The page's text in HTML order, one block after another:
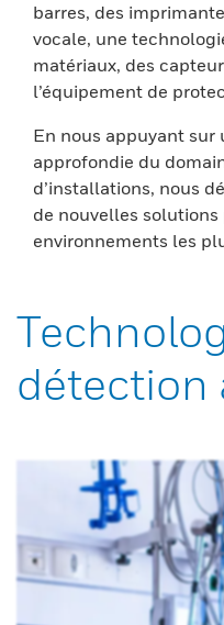
barres, des
vocale, une
matériaux, des
l’équipement de
En nous appuyant sur
approfondie du
d’installations, nous
de nouvelles
environnements les
détection